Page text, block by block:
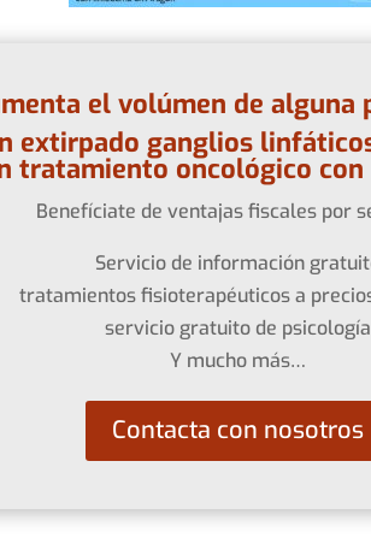
el volúmen de alguna
extirpado ganglios
tratamiento oncológico
Benefíciate de ventajas fiscales por
Servicio de información
tratamientos fisioterapéuticos a
servicio gratuito de psicología
Y mucho más…
Contacta con nosotros